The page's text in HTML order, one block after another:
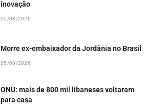
inovação
05/08/2026
Morre ex-embaixador da Jordânia no Brasil
05/08/2026
ONU: mais de 800 mil libaneses voltaram
para casa